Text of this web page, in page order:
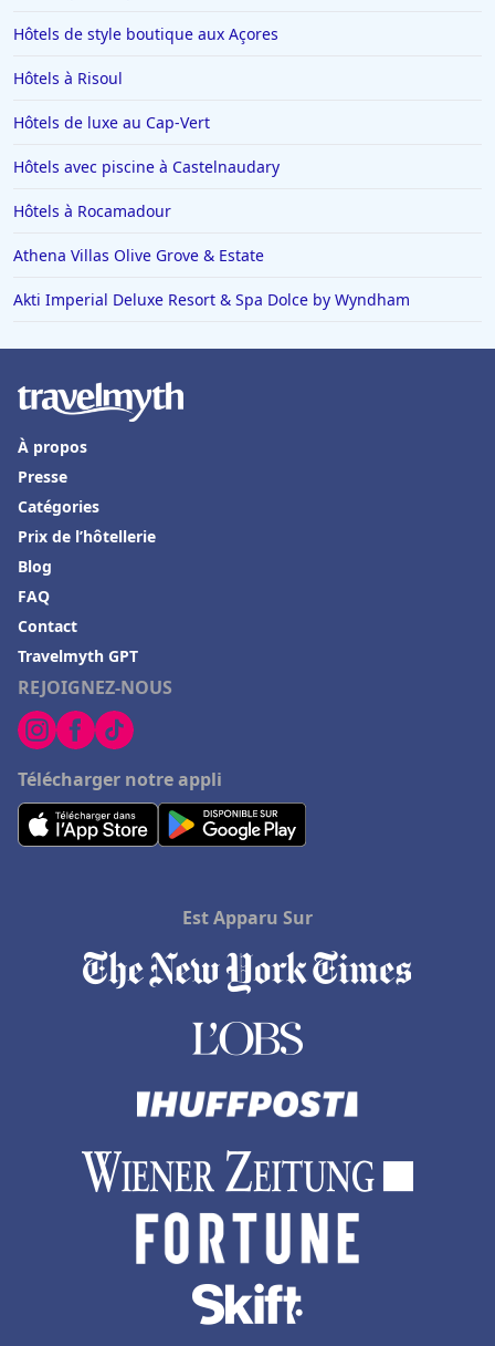
Hôtels de style boutique aux Açores
Hôtels à Risoul
Hôtels de luxe au Cap-Vert
Hôtels avec piscine à Castelnaudary
Hôtels à Rocamadour
Athena Villas Olive Grove & Estate
Akti Imperial Deluxe Resort & Spa Dolce by Wyndham
REJOIGNEZ-NOUS
Télécharger notre appli
À propos
Presse
Catégories
Prix de l’hôtellerie
Blog
FAQ
Contact
Travelmyth GPT
Est Apparu Sur